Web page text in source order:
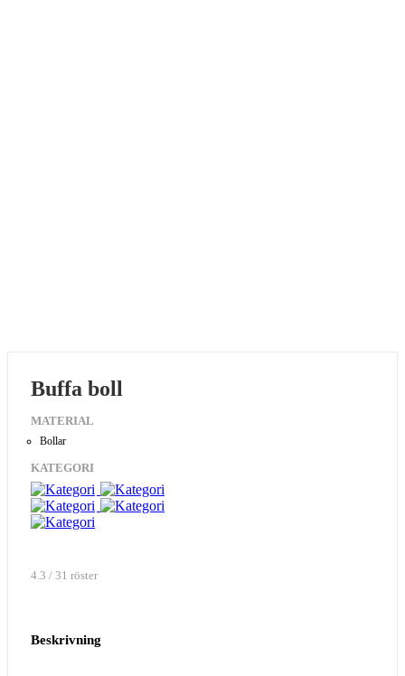
Buffa boll
MATERIAL
Bollar
KATEGORI
4.3 / 31 röster
Beskrivning